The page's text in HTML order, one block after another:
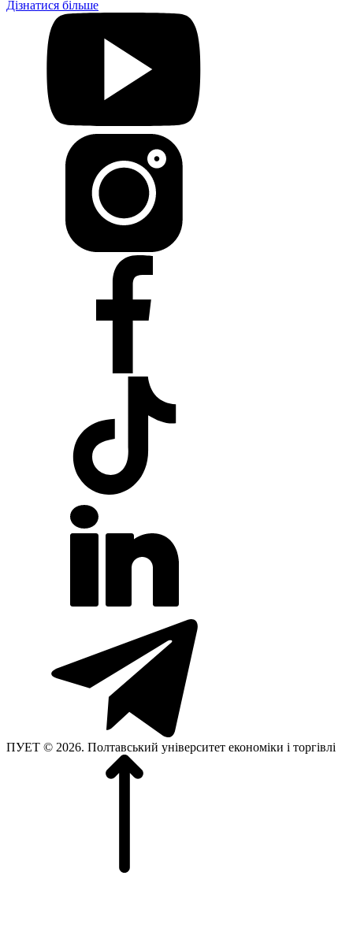
Дізнатися більше
ПУЕТ © 2026. Полтавський університет економіки і торгівлі